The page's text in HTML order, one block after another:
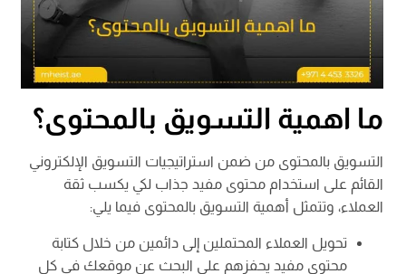
ما اهمية التسويق بالمحتوى؟
التسويق بالمحتوى من ضمن استراتيجيات التسويق الإلكتروني
القائم على استخدام محتوى مفيد جذاب لكي يكسب ثقة
العملاء، وتتمثل أهمية التسويق بالمحتوى فيما يلي:
تحويل العملاء المحتملين إلى دائمين من خلال كتابة
محتوى مفيد يحفزهم على البحث عن موقعك في كل